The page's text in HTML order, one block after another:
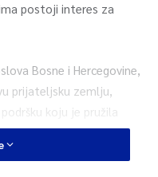
postoji interes za
Bosne i Hercegovine,
prijateljsku zemlju,
koju je pružila
da se početkom
diplomatskih